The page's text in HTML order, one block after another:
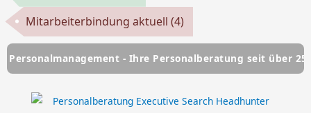
Mitarbeiterbindung aktuell(4)
- Ihre Personalberatung seit über 25 Jahren